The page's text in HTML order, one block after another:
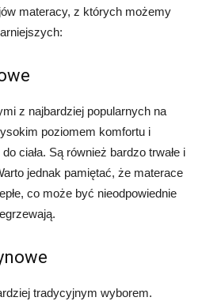
materacy, z których możemy
z najbardziej popularnych na
poziomem komfortu i
ciała. Są również bardzo trwałe i
jednak pamiętać, że materace
co może być nieodpowiednie
tradycyjnym wyborem.